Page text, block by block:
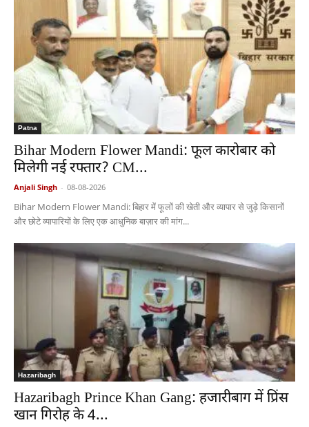
Patna
Bihar Modern Flower Mandi: फूल कारोबार को
मिलेगी नई रफ्तार? CM...
Anjali Singh - 08-08-2026
Bihar Modern Flower Mandi: बिहार में फूलों की खेती और व्यापार से जुड़े किसानों
और छोटे व्यापारियों के लिए एक आधुनिक बाज़ार की मांग...
Hazaribagh
Hazaribagh Prince Khan Gang: हजारीबाग में प्रिंस
खान गिरोह के 4...